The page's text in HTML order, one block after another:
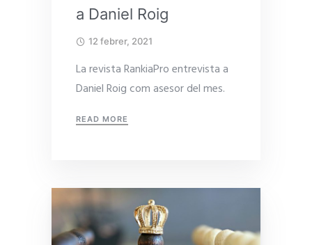
a Daniel Roig
12 febrer, 2021
La revista RankiaPro entrevista a
Daniel Roig com asesor del mes.
READ MORE